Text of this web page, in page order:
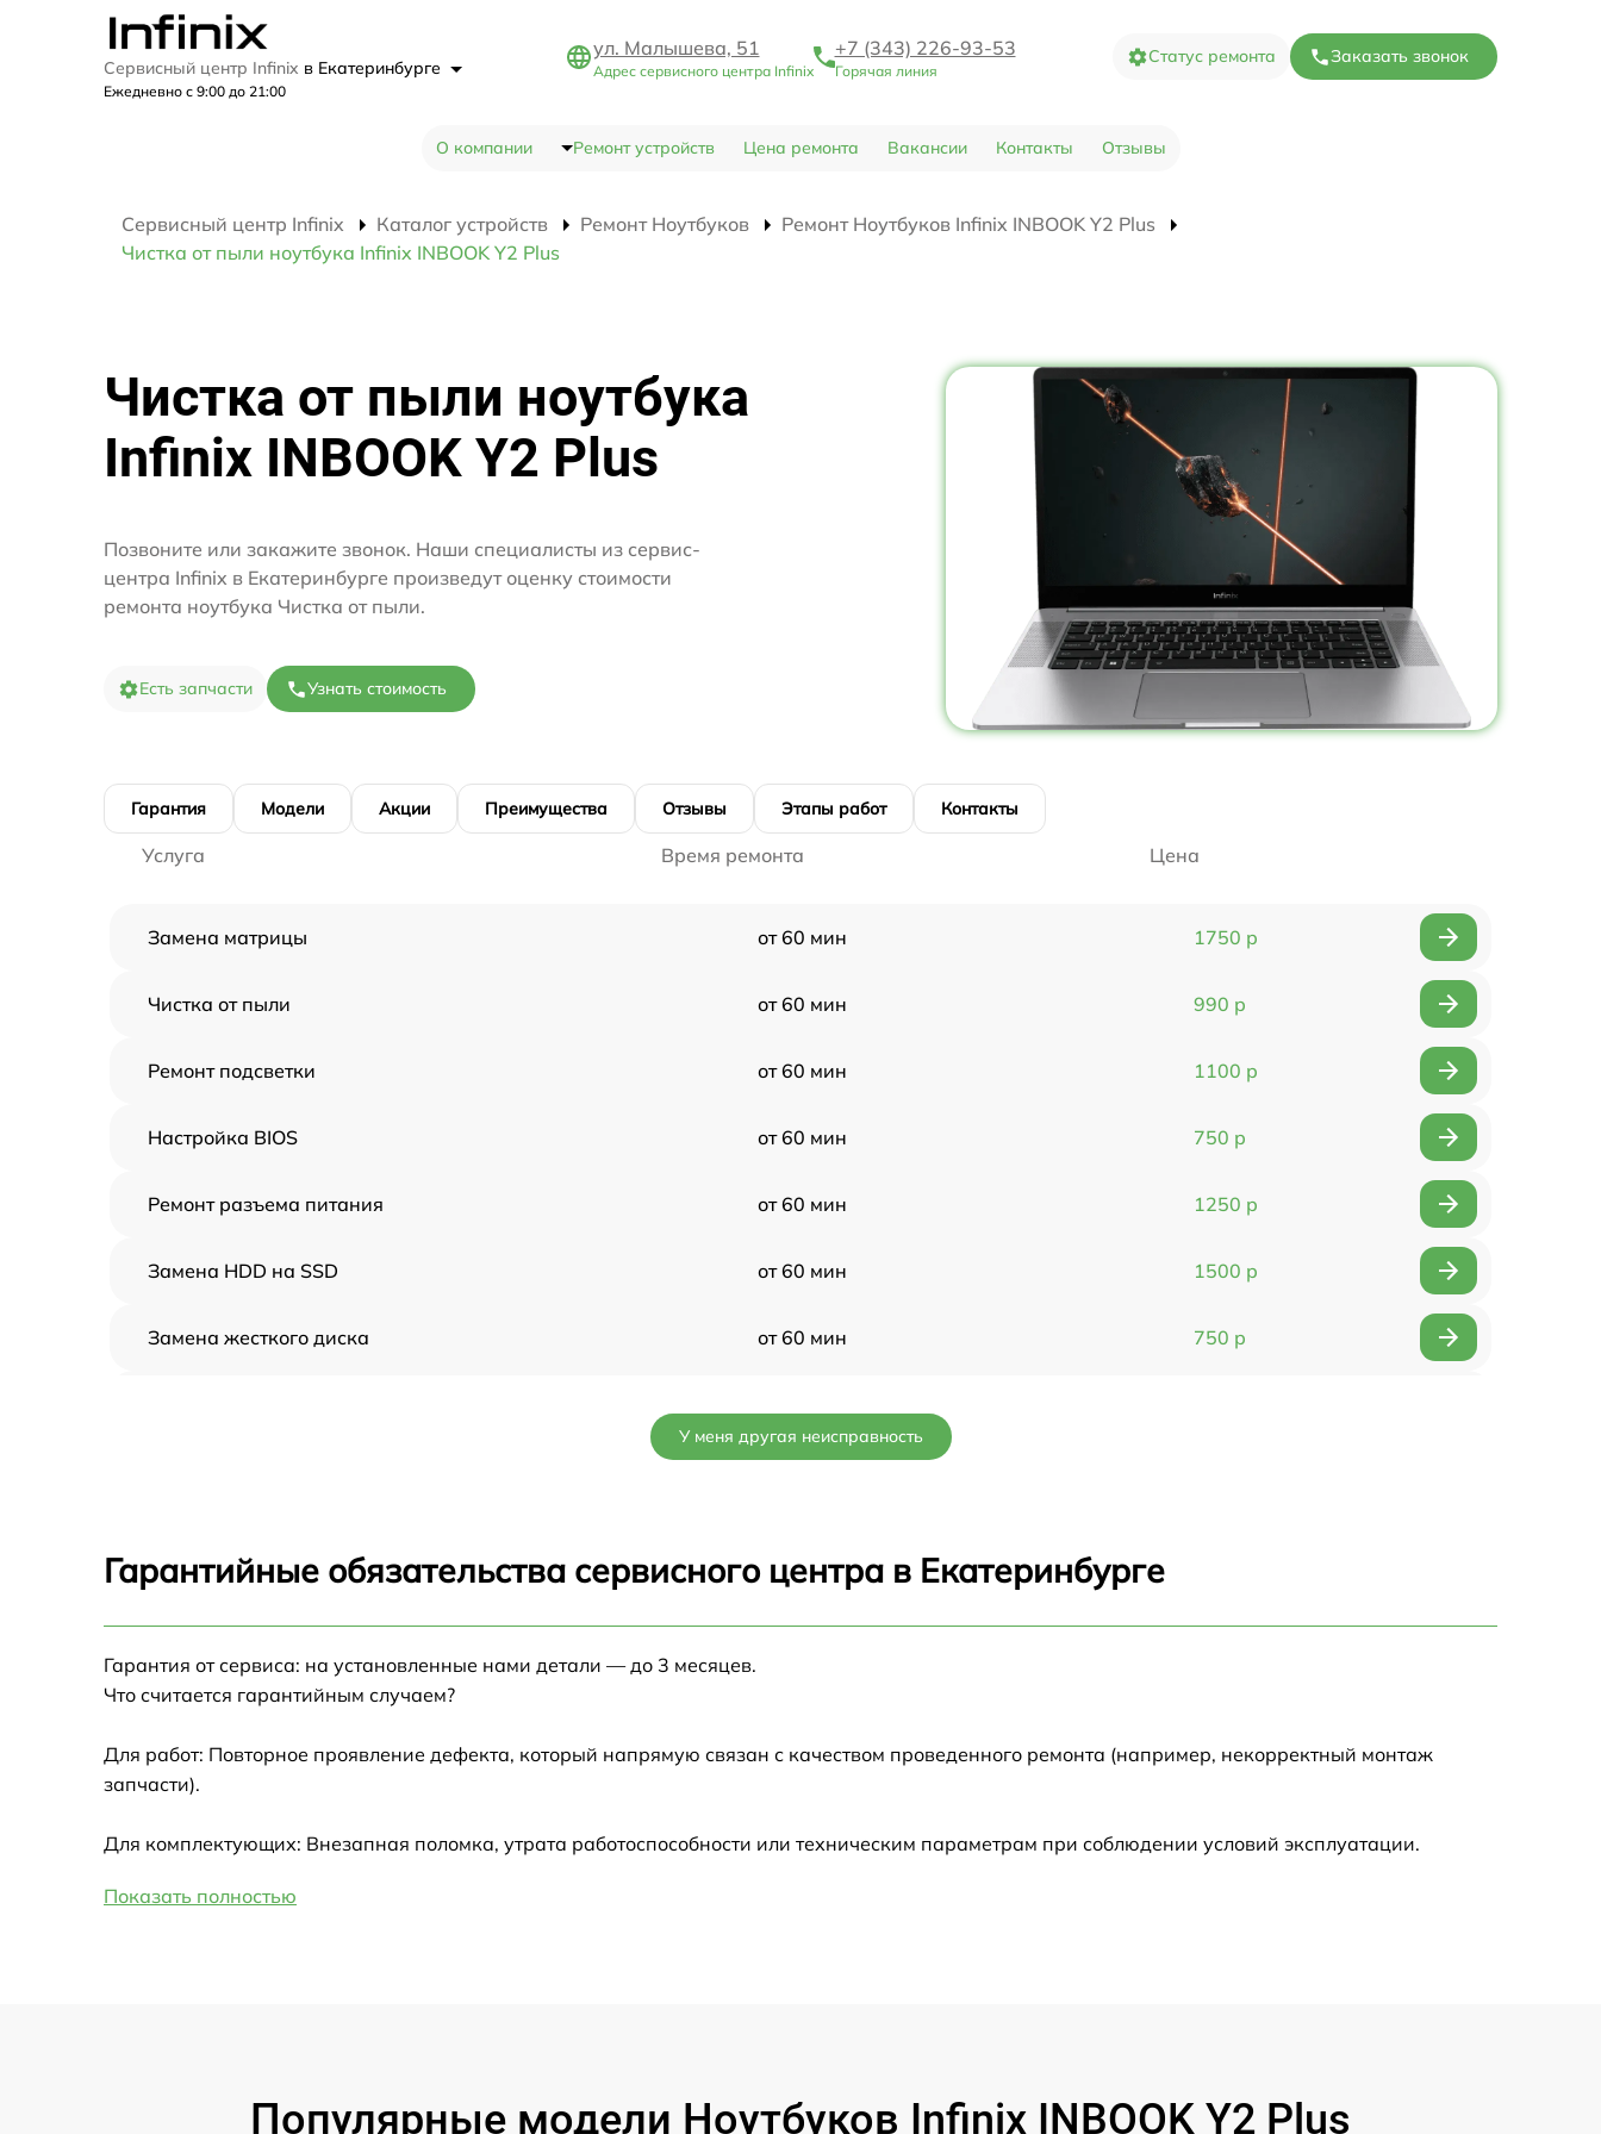
Сервисный центр Infinix в Екатеринбурге
Ежедневно с 9:00 до 21:00
ул. Малышева, 51
Адрес сервисного центра Infinix
+7 (343) 226-93-53
Горячая линия
Статус ремонта Заказать звонок
О компании Ремонт устройств Цена ремонта Вакансии Контакты Отзывы
Сервисный центр Infinix Каталог устройств Ремонт Ноутбуков
Ремонт Ноутбуков Infinix INBOOK Y2 Plus
Чистка от пыли ноутбука Infinix INBOOK Y2 Plus
Чистка от пыли ноутбука
Infinix INBOOK Y2 Plus
Позвоните или закажите звонок. Наши специалисты из сервис-
центра Infinix в Екатеринбурге произведут оценку стоимости
ремонта ноутбука Чистка от пыли.
Есть запчасти Узнать стоимость
Гарантия Модели Акции Преимущества Отзывы Этапы работ Контакты
Услуга Время ремонта Цена
Замена матрицы от 60 мин 1750 р
Чистка от пыли от 60 мин 990 р
Ремонт подсветки от 60 мин 1100 р
Настройка BIOS от 60 мин 750 р
Ремонт разъема питания от 60 мин 1250 р
Замена HDD на SSD от 60 мин 1500 р
Замена жесткого диска от 60 мин 750 р
Замена HDMI
У меня другая неисправность
Гарантийные обязательства сервисного центра в Екатеринбурге
Гарантия от сервиса: на установленные нами детали — до 3 месяцев.
Что считается гарантийным случаем?
Для работ: Повторное проявление дефекта, который напрямую связан с качеством проведенного ремонта (например, некорректный монтаж
запчасти).
Для комплектующих: Внезапная поломка, утрата работоспособности или техническим параметрам при соблюдении условий эксплуатации.
Показать полностью
Популярные модели Ноутбуков Infinix INBOOK Y2 Plus